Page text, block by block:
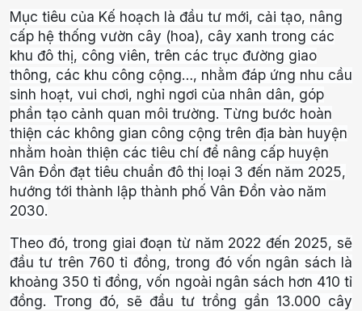
Mục tiêu của Kế hoạch là đầu tư mới, cải tạo, nâng
cấp hệ thống vườn cây (hoa), cây xanh trong các
khu đô thị, công viên, trên các trục đường giao
thông, các khu công cộng…, nhằm đáp ứng nhu cầu
sinh hoạt, vui chơi, nghỉ ngơi của nhân dân, góp
phần tạo cảnh quan môi trường. Từng bước hoàn
thiện các không gian công cộng trên địa bàn huyện
nhằm hoàn thiện các tiêu chí để nâng cấp huyện
Vân Đồn đạt tiêu chuẩn đô thị loại 3 đến năm 2025,
hướng tới thành lập thành phố Vân Đồn vào năm
2030.
Theo đó, trong giai đoạn từ năm 2022 đến 2025, sẽ
đầu tư trên 760 tỉ đồng, trong đó vốn ngân sách là
khoảng 350 tỉ đồng, vốn ngoài ngân sách hơn 410 tỉ
đồng. Trong đó, sẽ đầu tư trồng gần 13.000 cây